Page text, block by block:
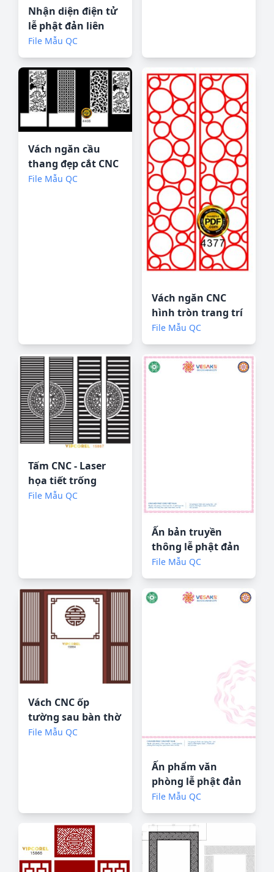
Nhận diện điện tử
lễ phật đản liên
hợp quốc
File Mẫu QC
Vách ngăn cầu
thang đẹp cắt CNC
file corel
File Mẫu QC
Vách ngăn CNC
hình tròn trang trí
phòng khách file
corel
File Mẫu QC
Tấm CNC - Laser
họa tiết trống
đồng file corel
File Mẫu QC
Ấn bản truyền
thông lễ phật đản
liên hợp quốc 2025
File Mẫu QC
Vách CNC ốp
tường sau bàn thờ
#89 file corel
File Mẫu QC
Ấn phẩm văn
phòng lễ phật đản
liên hợp quốc 2025
File Mẫu QC